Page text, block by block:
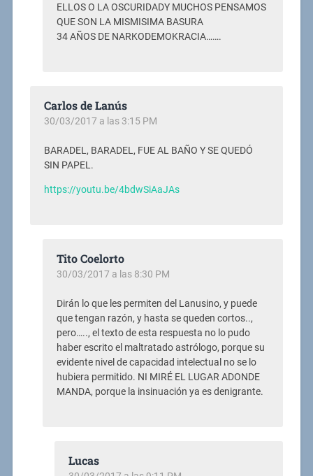
ELLOS O LA OSCURIDADY MUCHOS PENSAMOS
QUE SON LA MISMISIMA BASURA
34 AÑOS DE NARKODEMOKRACIA…….
Carlos de Lanús
30/03/2017 a las 3:15 PM
BARADEL, BARADEL, FUE AL BAÑO Y SE QUEDÓ
SIN PAPEL.
https://youtu.be/4bdwSiAaJAs
Tito Coelorto
30/03/2017 a las 8:30 PM
Dirán lo que les permiten del Lanusino, y puede
que tengan razón, y hasta se queden cortos..,
pero….., el texto de esta respuesta no lo pudo
haber escrito el maltratado astrólogo, porque su
evidente nivel de capacidad intelectual no se lo
hubiera permitido. NI MIRÉ EL LUGAR ADONDE
MANDA, porque la insinuación ya es denigrante.
Lucas